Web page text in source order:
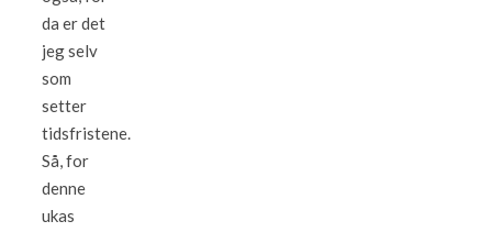
da er det
jeg selv
som
setter
tidsfristene.
Så, for
denne
ukas